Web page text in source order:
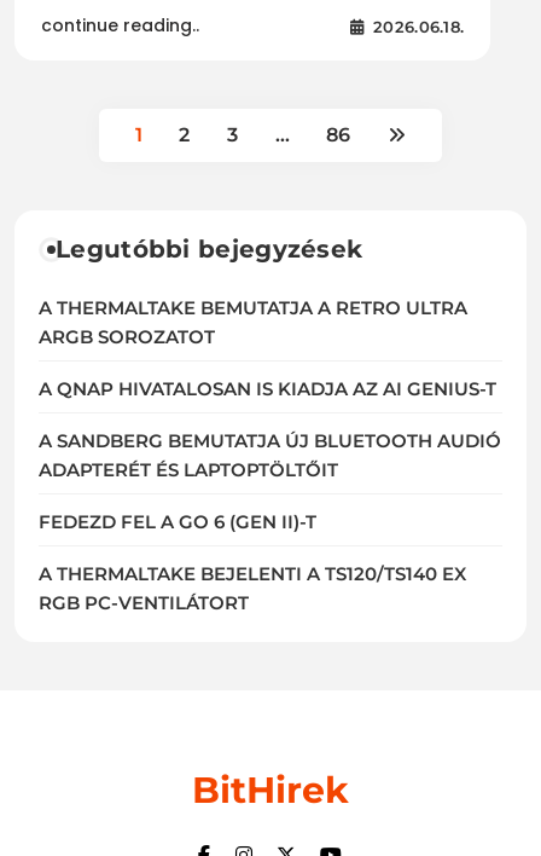
continue reading.. 2026.06.18.
1 2 3 … 86
Legutóbbi bejegyzések
A THERMALTAKE BEMUTATJA A RETRO ULTRA
ARGB SOROZATOT
A QNAP HIVATALOSAN IS KIADJA AZ AI GENIUS-T
A SANDBERG BEMUTATJA ÚJ BLUETOOTH AUDIÓ
ADAPTERÉT ÉS LAPTOPTÖLTŐIT
FEDEZD FEL A GO 6 (GEN II)-T
A THERMALTAKE BEJELENTI A TS120/TS140 EX
RGB PC-VENTILÁTORT
BitHirek